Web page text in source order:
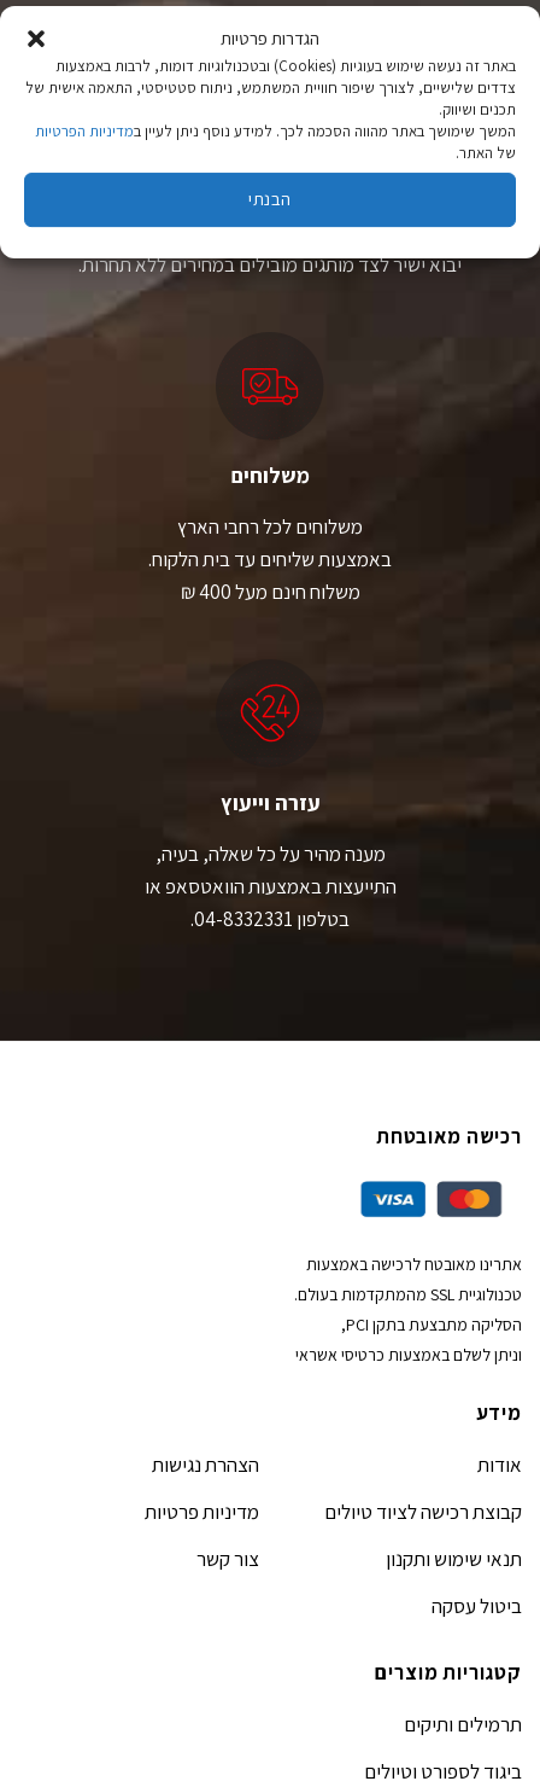
הגדרות פרטיות
באתר זה נעשה שימוש בעוגיות (Cookies) ובטכנולוגיות דומות, לרבות באמצעות
צדדים שלישיים, לצורך שיפור חוויית המשתמש, ניתוח סטטיסטי, התאמה אישית של
תכנים ושיווק.
המשך שימושך באתר מהווה הסכמה לכך. למידע נוסף ניתן לעיין במדיניות הפרטיות
של האתר.
הבנתי
האפשרויות
בעמוד
המוצר
את
האפשרויות
בעמוד
ציוד טיולים
מהיבואן לצרכן
יבוא ישיר לצד מותגים מובילים במחירים ללא תחרות.
משלוחים
משלוחים לכל רחבי הארץ
באמצעות שליחים עד בית הלקוח.
משלוח חינם מעל 400 ₪
עזרה וייעוץ
מענה מהיר על כל שאלה, בעיה,
התייעצות באמצעות הוואטסאפ או
בטלפון 04-8332331.
רכישה מאובטחת
אתרינו מאובטח לרכישה באמצעות
טכנולוגיית SSL מהמתקדמות בעולם.
הסליקה מתבצעת בתקן PCI,
וניתן לשלם באמצעות כרטיסי אשראי
מידע
אודות
קבוצת רכישה לציוד טיולים
תנאי שימוש ותקנון
ביטול עסקה
הצהרת נגישות
מדיניות פרטיות
צור קשר
קטגוריות מוצרים
תרמילים ותיקים
ביגוד לספורט וטיולים